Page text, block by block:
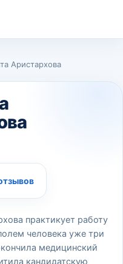
Аристархова
практикует работу
человека уже три
медицинский
кандидатскую